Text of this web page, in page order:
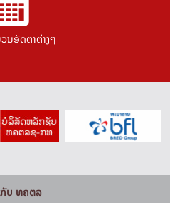
ນອັດຕາຕ່າງໆ
ບ ທຄຕລ